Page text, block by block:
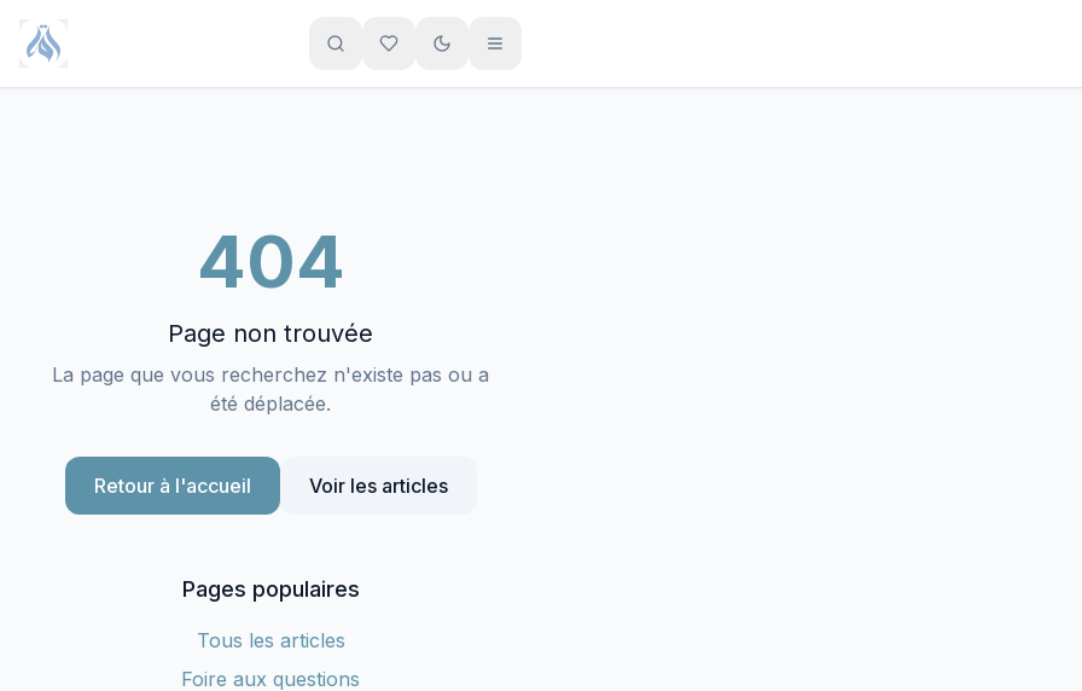
404
Page non trouvée
La page que vous recherchez n'existe pas ou a
été déplacée.
Retour à l'accueil Voir les articles
Pages populaires
Tous les articles
Foire aux questions